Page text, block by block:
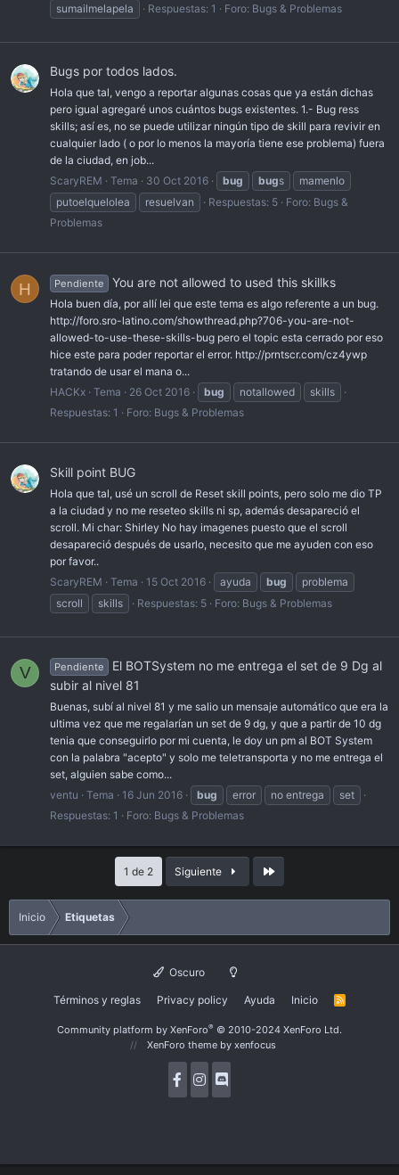
sumailmelapela
Respuestas: 1 Foro: Bugs & Problemas
Bugs por todos lados.
Hola que tal, vengo a reportar algunas cosas que ya están dichas
pero igual agregaré unos cuántos bugs existentes. 1.- Bug ress
skills; así es, no se puede utilizar ningún tipo de skill para revivir en
cualquier lado ( o por lo menos la mayoría tiene ese problema) fuera
de la ciudad, en job...
ScaryREM
Tema 30 Oct 2016 bug bugs
mamenlo
putoelquelolea
resuelvan Respuestas: 5 Foro: Bugs &
Problemas
H Pendiente You are not allowed to used this skillks
Hola buen día, por allí lei que este tema es algo referente a un bug.
http://foro.sro-latino.com/showthread.php?706-you-are-not-
allowed-to-use-these-skills-bug pero el topic esta cerrado por eso
hice este para poder reportar el error. http://prntscr.com/cz4ywp
tratando de usar el mana o...
HACKx Tema 26 Oct 2016 bug notallowed
skills
Respuestas: 1
Foro: Bugs & Problemas
Skill point BUG
Hola que tal, usé un scroll de Reset skill points, pero solo me dio TP
a la ciudad y no me reseteo skills ni sp, además desapareció el
scroll. Mi char: Shirley No hay imagenes puesto que el scroll
desapareció después de usarlo, necesito que me ayuden con eso
por favor..
ScaryREM
Tema 15 Oct 2016 ayuda bug
problema
scroll
skills Respuestas: 5 Foro: Bugs & Problemas
V Pendiente
El BOTSystem no me entrega el set de 9 Dg al
subir al nivel 81
Buenas, subí al nivel 81 y me salio un mensaje automático que era la
ultima vez que me regalarían un set de 9 dg, y que a partir de 10 dg
tenia que conseguirlo por mi cuenta, le doy un pm al BOT System
con la palabra "acepto" y solo me teletransporta y no me entrega el
set, alguien sabe como...
ventu
Tema 16 Jun 2016 bug error no entrega
set
Respuestas: 1
Foro: Bugs & Problemas
1 de 2 Siguiente Último
Inicio Etiquetas
Oscuro
Términos y reglas Privacy policy Ayuda Inicio
R
Community platform by XenForo® © 2010-2024 XenForo Ltd.
XenForo theme by xenfocus